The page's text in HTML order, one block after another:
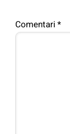
Comentari *